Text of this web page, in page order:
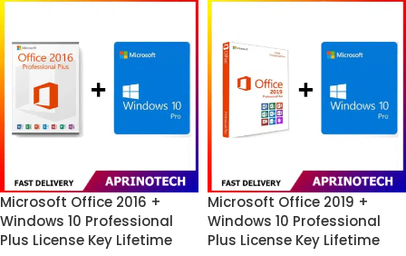
Microsoft Office 2016 +
Windows 10 Professional
Plus License Key Lifetime
Microsoft Office 2019 +
Windows 10 Professional
Plus License Key Lifetime